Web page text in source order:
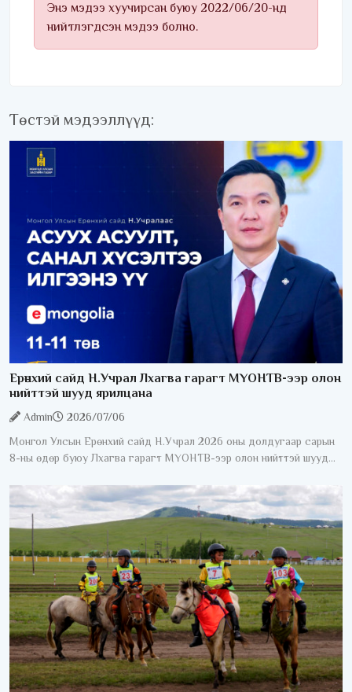
Энэ мэдээ хуучирсан буюу 2022/06/20-нд
нийтлэгдсэн мэдээ болно.
Төстэй мэдээллүүд:
Ерөнхий сайд Н.Учрал Лхагва гарагт МҮОНТВ-ээр олон
нийттэй шууд ярилцана
Admin
2026/07/06
Монгол Улсын Ерөнхий сайд Н.Учрал 2026 оны долдугаар сарын
8-ны өдөр буюу Лхагва гарагт МҮОНТВ-ээр олон нийттэй шууд